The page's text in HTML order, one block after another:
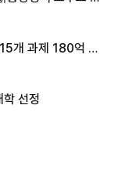
개 과제 180억 지
선정